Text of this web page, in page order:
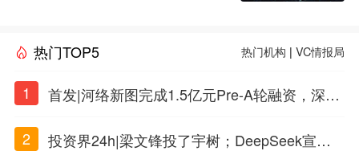
热门TOP5 热门机构 |VC情报局
1
首发|河络新图完成1.5亿元Pre-A轮融资，深耕i
2
投资界24h|梁文锋投了宇树；DeepSeek宣布